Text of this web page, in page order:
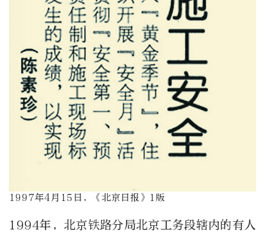
1997年4月15日，《北京日报》1版
1994年，北京铁路分局北京工务段辖内的有人